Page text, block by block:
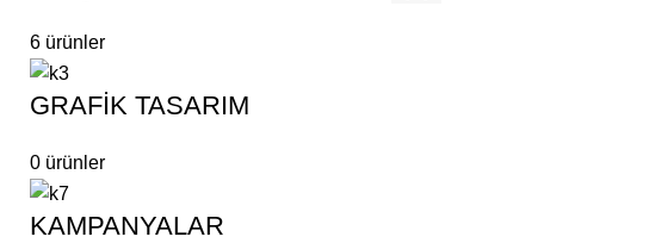
6 ürünler
GRAFİK TASARIM
0 ürünler
KAMPANYALAR